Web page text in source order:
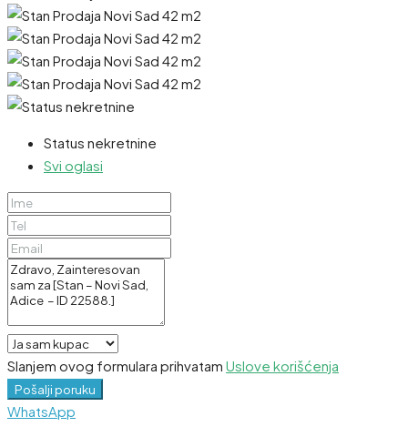
Status nekretnine
Svi oglasi
Slanjem ovog formulara prihvatam Uslove korišćenja
Pošalji poruku
WhatsApp